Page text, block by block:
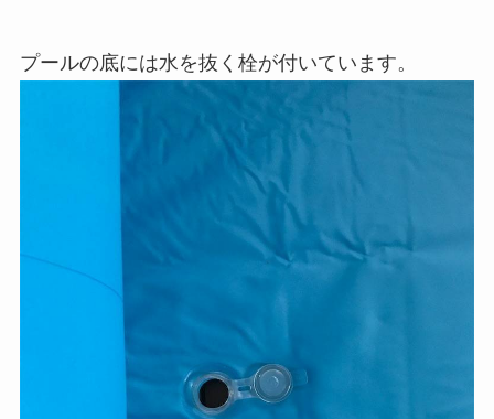
プールの底には水を抜く栓が付いています。